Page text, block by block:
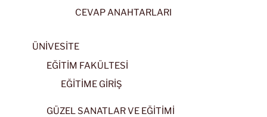
CEVAP ANAHTARLARI
ÜNİVESİTE
EĞİTİM FAKÜLTESİ
EĞİTİME GİRİŞ
GÜZEL SANATLAR VE EĞİTİMİ